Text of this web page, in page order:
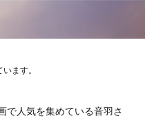
ます。
人気を集めている音羽さ